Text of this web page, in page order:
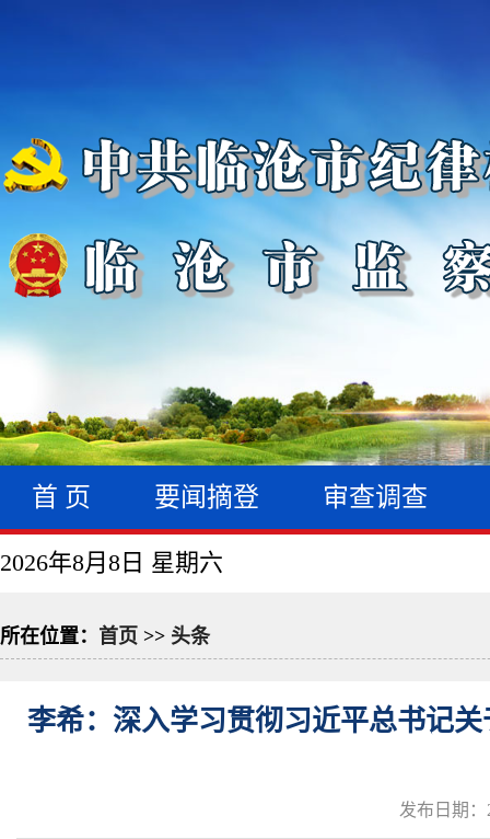
首 页 要闻摘登 审查调查
2026年8月8日 星期六
所在位置： 首页 >> 头条
李希：深入学习贯彻习近平总书记
发布日期